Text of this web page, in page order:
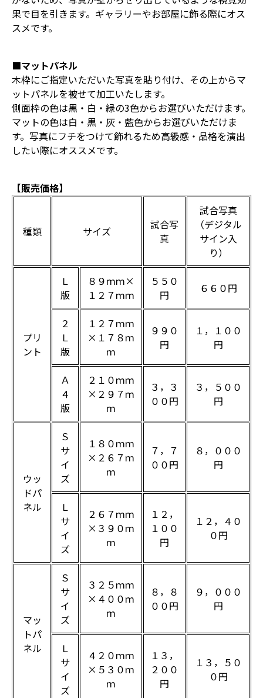
果で目を引きます。ギャラリーやお部屋に飾る際にオス
スメです。
■マットパネル
木枠にご指定いただいた写真を貼り付け、その上からマ
ットパネルを被せて加工いたします。
側面枠の色は黒・白・緑の3色からお選びいただけます。
マットの色は白・黒・灰・藍色からお選びいただけま
す。写真にフチをつけて飾れるため高級感・品格を演出
したい際にオススメです。
【販売価格】
種類 サイズ
試合写
真
試合写真
（デジタル
サイン入
り）
プリ
ント
Ｌ
版
８９ｍｍ×
１２７ｍｍ
５５０
円
６６０円
２
Ｌ
版
１２７ｍｍ
×１７８ｍ
ｍ
９９０
円
１，１００
円
Ａ
４
版
２１０ｍｍ
×２９７ｍ
ｍ
３，３
００円
３，５００
円
ウッ
ドパ
ネル
Ｓ
サ
イ
ズ
１８０ｍｍ
×２６７ｍ
ｍ
７，７
００円
８，０００
円
Ｌ
サ
イ
ズ
２６７ｍｍ
×３９０ｍ
ｍ
１２，
１００
円
１２，４０
０円
マッ
トパ
ネル
Ｓ
サ
イ
ズ
３２５ｍｍ
×４００ｍ
ｍ
８，８
００円
９，０００
円
Ｌ
サ
イ
ズ
４２０ｍｍ
×５３０ｍ
ｍ
１３，
２００
円
１３，５０
０円